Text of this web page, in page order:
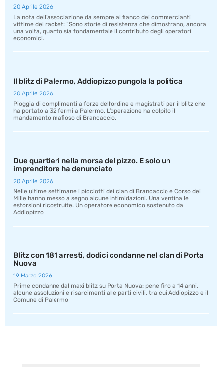
20 Aprile 2026
La nota dell’associazione da sempre al fianco dei commercianti
vittime del racket: “Sono storie di resistenza che dimostrano, ancora
una volta, quanto sia fondamentale il contributo degli operatori
economici.
Il blitz di Palermo, Addiopizzo pungola la politica
20 Aprile 2026
Pioggia di complimenti a forze dell’ordine e magistrati per il blitz che
ha portato a 32 fermi a Palermo. L’operazione ha colpito il
mandamento mafioso di Brancaccio.
Due quartieri nella morsa del pizzo. E solo un
imprenditore ha denunciato
20 Aprile 2026
Nelle ultime settimane i picciotti dei clan di Brancaccio e Corso dei
Mille hanno messo a segno alcune intimidazioni. Una ventina le
estorsioni ricostruite. Un operatore economico sostenuto da
Addiopizzo
Blitz con 181 arresti, dodici condanne nel clan di Porta
Nuova
19 Marzo 2026
Prime condanne dal maxi blitz su Porta Nuova: pene fino a 14 anni,
alcune assoluzioni e risarcimenti alle parti civili, tra cui Addiopizzo e il
Comune di Palermo